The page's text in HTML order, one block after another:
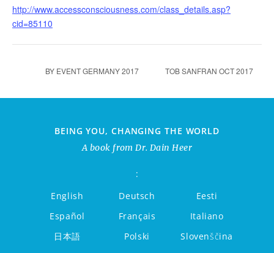
http://www.accessconsciousness.com/class_details.asp?
cid=85110
BY EVENT GERMANY 2017 TOB SANFRAN OCT 2017
BEING YOU, CHANGING THE WORLD
A book from Dr. Dain Heer
:
English
Deutsch
Eesti
Español
Français
Italiano
日本語
Polski
Slovenščina